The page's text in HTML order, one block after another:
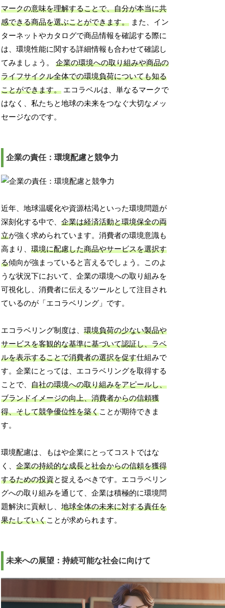
マークの意味を理解することで、自分が本当に共
感できる商品を選ぶことができます。 また、イン
ターネットやカタログで商品情報を確認する際に
は、環境性能に関する詳細情報も合わせて確認し
てみましょう。企業の環境への取り組みや商品の
ライフサイクル全体での環境負荷についても知る
ことができます。 エコラベルは、単なるマークで
はなく、私たちと地球の未来をつなぐ大切なメッ
セージなのです。
企業の責任：環境配慮と競争力
近年、地球温暖化や資源枯渇といった環境問題が
深刻化する中で、企業は経済活動と環境保全の両
立が強く求められています。消費者の環境意識も
高まり、環境に配慮した商品やサービスを選択す
る傾向が強まっていると言えるでしょう。このよ
うな状況下において、企業の環境への取り組みを
可視化し、消費者に伝えるツールとして注目され
ているのが「エコラベリング」です。
エコラベリング制度は、環境負荷の少ない製品や
サービスを客観的な基準に基づいて認証し、ラベ
ルを表示することで消費者の選択を促す仕組みで
す。企業にとっては、エコラベリングを取得する
ことで、自社の環境への取り組みをアピールし、
ブランドイメージの向上、消費者からの信頼獲
得、そして競争優位性を築くことが期待できま
す。
環境配慮は、もはや企業にとってコストではな
く、企業の持続的な成長と社会からの信頼を獲得
するための投資と捉えるべきです。エコラベリン
グへの取り組みを通じて、企業は積極的に環境問
題解決に貢献し、地球全体の未来に対する責任を
果たしていくことが求められます。
未来への展望：持続可能な社会に向けて